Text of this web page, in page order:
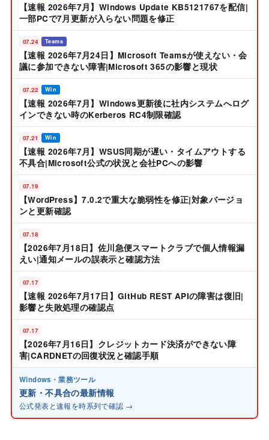
【速報 2026年7月】Windows Update KB5121767を配信|
一部PCで7月更新が入らない問題を修正
07.24 Teams
【速報 2026年7月24日】Microsoft Teamsが使えない・会
議に参加できない障害|Microsoft 365の影響と現状
07.22 Win
【速報 2026年7月】Windows更新後に社内システムへログ
インできない時のKerberos RC4制限確認
07.21 Win
【速報 2026年7月】WSUS同期が遅い・タイムアウトする
不具合|Microsoft公式の状況と会社PCへの影響
07.19
【WordPress】7.0.2で重大な脆弱性を修正|対象バージョ
ンと更新確認
07.18
【2026年7月18日】佐川急便スマートクラブで個人情報漏
えい|通知メールの誤表示と確認方法
07.17
【速報 2026年7月17日】GitHub REST APIの障害は復旧|
影響と失敗処理の確認点
07.17
【2026年7月16日】クレジットカード決済ができない障
害|CARDNETの回復状況と確認手順
Windows・業務ツール
更新・不具合の最新情報
公式発表と速報を時系列で確認 →